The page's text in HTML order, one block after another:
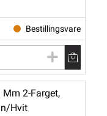
Bestillingsvare
2-Farget,
hvit